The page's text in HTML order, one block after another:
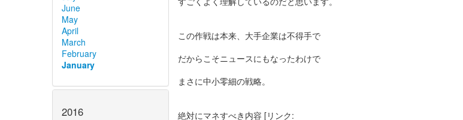
June
May
April
March
February
January
2016
この作戦は本来、大手企業は不得手で
だからこそニュースにもなったわけで
まさに中小零細の戦略。